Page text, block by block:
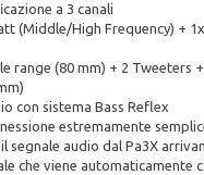
a 3 canali
(Middle/High Frequency) +
range (80 mm) + 2 Tweeters
con sistema Bass Reflex
estremamente
segnale audio dal Pa3X
che viene automaticamente